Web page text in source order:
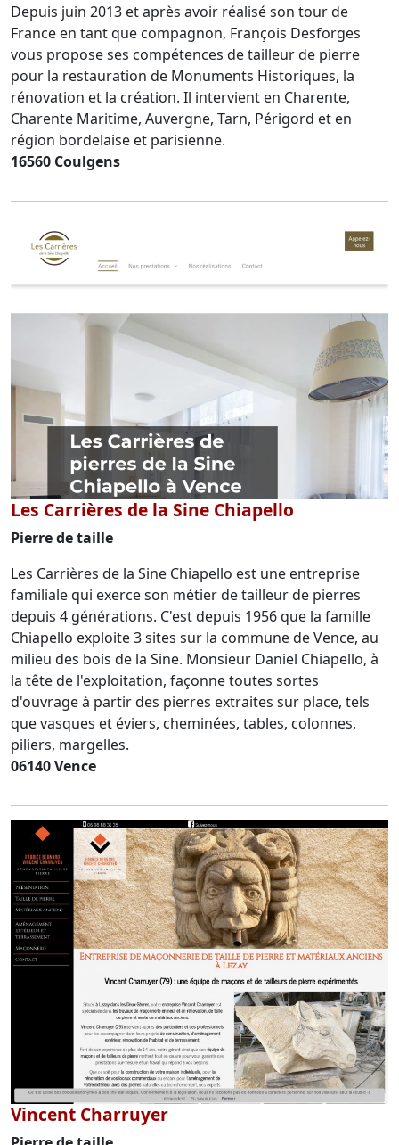
Depuis juin 2013 et après avoir réalisé son tour de
France en tant que compagnon, François Desforges
vous propose ses compétences de tailleur de pierre
pour la restauration de Monuments Historiques, la
rénovation et la création. Il intervient en Charente,
Charente Maritime, Auvergne, Tarn, Périgord et en
région bordelaise et parisienne.
16560 Coulgens
Les Carrières de la Sine Chiapello
Pierre de taille
Les Carrières de la Sine Chiapello est une entreprise
familiale qui exerce son métier de tailleur de pierres
depuis 4 générations. C'est depuis 1956 que la famille
Chiapello exploite 3 sites sur la commune de Vence, au
milieu des bois de la Sine. Monsieur Daniel Chiapello, à
la tête de l'exploitation, façonne toutes sortes
d'ouvrage à partir des pierres extraites sur place, tels
que vasques et éviers, cheminées, tables, colonnes,
piliers, margelles.
06140 Vence
Vincent Charruyer